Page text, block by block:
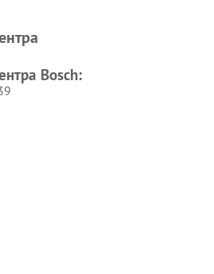
Ремонт морозильных камер
Bosch: